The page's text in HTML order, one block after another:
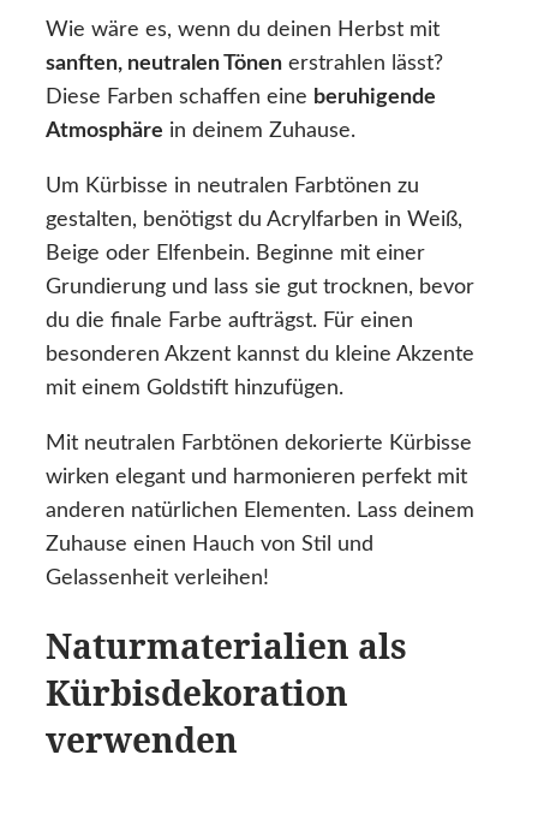
Wie wäre es, wenn du deinen Herbst mit
sanften, neutralen Tönen erstrahlen lässt?
Diese Farben schaffen eine beruhigende
Atmosphäre in deinem Zuhause.
Um Kürbisse in neutralen Farbtönen zu
gestalten, benötigst du Acrylfarben in Weiß,
Beige oder Elfenbein. Beginne mit einer
Grundierung und lass sie gut trocknen, bevor
du die finale Farbe aufträgst. Für einen
besonderen Akzent kannst du kleine Akzente
mit einem Goldstift hinzufügen.
Mit neutralen Farbtönen dekorierte Kürbisse
wirken elegant und harmonieren perfekt mit
anderen natürlichen Elementen. Lass deinem
Zuhause einen Hauch von Stil und
Gelassenheit verleihen!
Naturmaterialien als
Kürbisdekoration
verwenden